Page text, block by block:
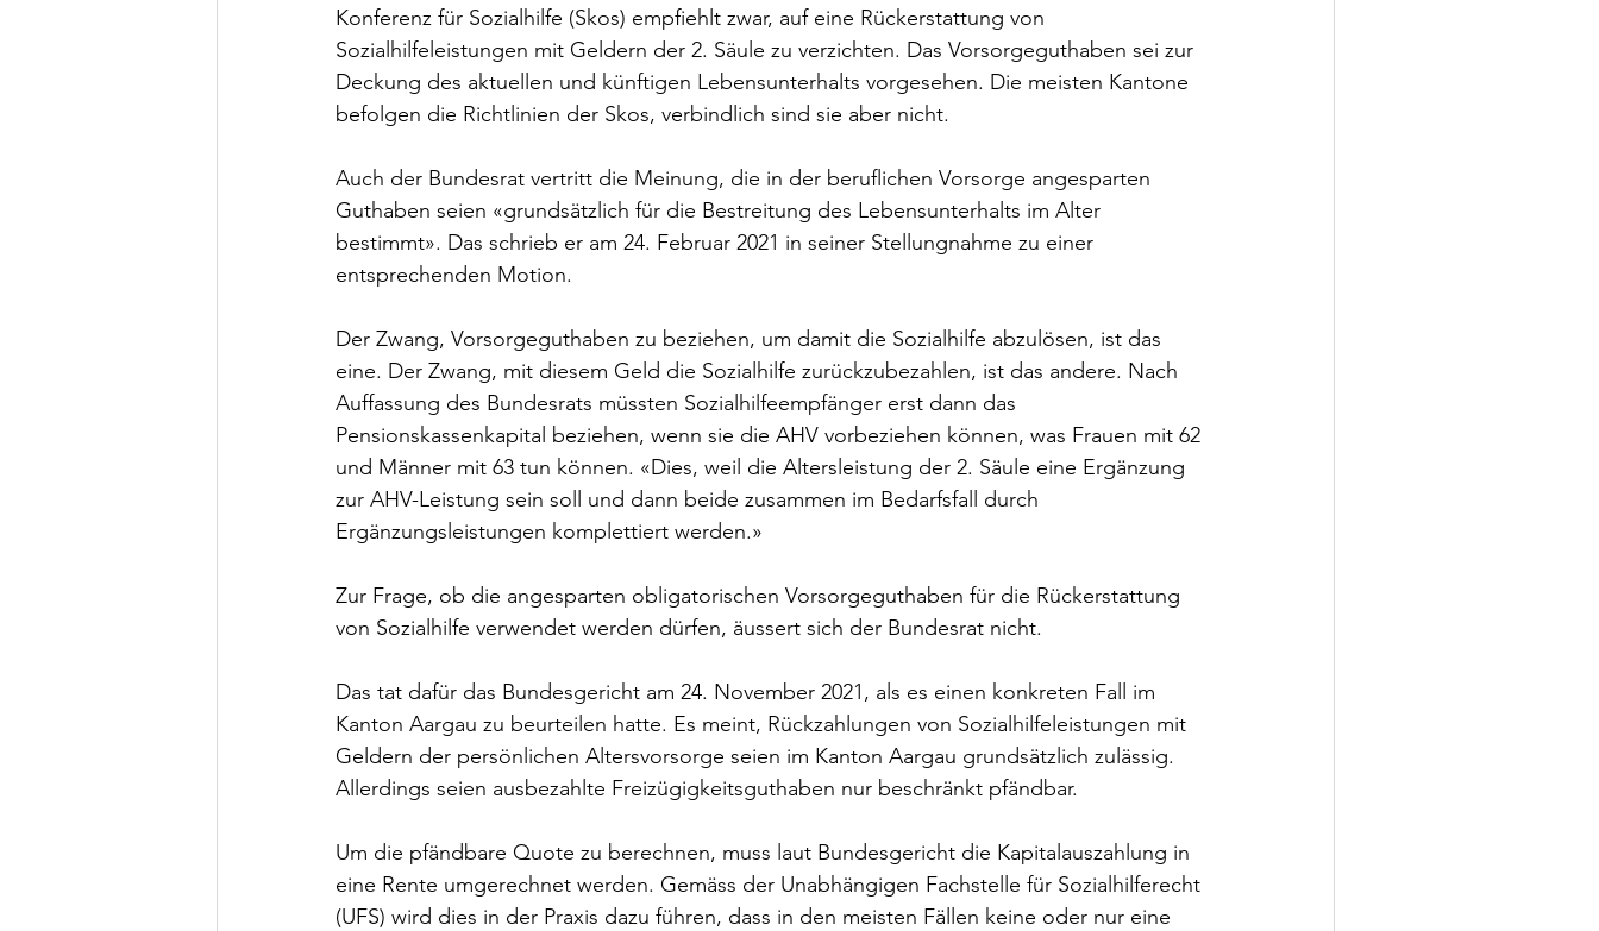
Konferenz für Sozialhilfe (Skos) empfiehlt zwar, auf eine Rückerstattung von
Sozialhilfeleistungen mit Geldern der 2. Säule zu verzichten. Das Vorsorgeguthaben sei zur
Deckung des aktuellen und künftigen Lebensunterhalts vorgesehen. Die meisten Kantone
befolgen die Richtlinien der Skos, verbindlich sind sie aber nicht.
Auch der Bundesrat vertritt die Meinung, die in der beruflichen Vorsorge angesparten
Guthaben seien «grundsätzlich für die Bestreitung des Lebensunterhalts im Alter
bestimmt». Das schrieb er am 24. Februar 2021 in seiner Stellungnahme zu einer
entsprechenden Motion.
Der Zwang, Vorsorgeguthaben zu beziehen, um damit die Sozialhilfe abzulösen, ist das
eine. Der Zwang, mit diesem Geld die Sozialhilfe zurückzubezahlen, ist das andere. Nach
Auffassung des Bundesrats müssten Sozialhilfeempfänger erst dann das
Pensionskassenkapital beziehen, wenn sie die AHV vorbeziehen können, was Frauen mit 62
und Männer mit 63 tun können. «Dies, weil die Altersleistung der 2. Säule eine Ergänzung
zur AHV-Leistung sein soll und dann beide zusammen im Bedarfsfall durch
Ergänzungsleistungen komplettiert werden.»
Zur Frage, ob die angesparten obligatorischen Vorsorgeguthaben für die Rückerstattung
von Sozialhilfe verwendet werden dürfen, äussert sich der Bundesrat nicht.
Das tat dafür das Bundesgericht am 24. November 2021, als es einen konkreten Fall im
Kanton Aargau zu beurteilen hatte. Es meint, Rückzahlungen von Sozialhilfeleistungen mit
Geldern der persönlichen Altersvorsorge seien im Kanton Aargau grundsätzlich zulässig.
Allerdings seien ausbezahlte Freizügigkeitsguthaben nur beschränkt pfändbar.
Um die pfändbare Quote zu berechnen, muss laut Bundesgericht die Kapitalauszahlung in
eine Rente umgerechnet werden. Gemäss der Unabhängigen Fachstelle für Sozialhilferecht
(UFS) wird dies in der Praxis dazu führen, dass in den meisten Fällen keine oder nur eine